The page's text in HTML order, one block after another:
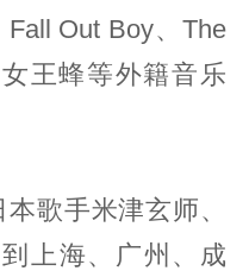
Out Boy、The
王蜂等外籍音乐
歌手米津玄师、
上海、广州、成